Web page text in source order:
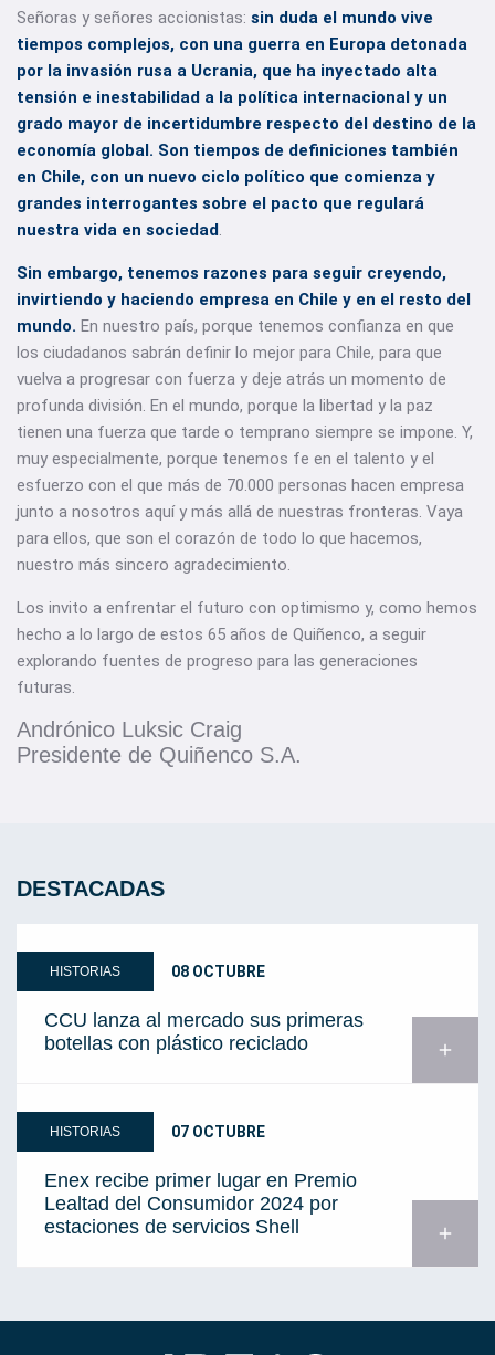
Señoras y señores accionistas: sin duda el mundo vive
tiempos complejos, con una guerra en Europa detonada
por la invasión rusa a Ucrania, que ha inyectado alta
tensión e inestabilidad a la política internacional y un
grado mayor de incertidumbre respecto del destino de la
economía global. Son tiempos de definiciones también
en Chile, con un nuevo ciclo político que comienza y
grandes interrogantes sobre el pacto que regulará
nuestra vida en sociedad.
Sin embargo, tenemos razones para seguir creyendo,
invirtiendo y haciendo empresa en Chile y en el resto del
mundo. En nuestro país, porque tenemos confianza en que
los ciudadanos sabrán definir lo mejor para Chile, para que
vuelva a progresar con fuerza y deje atrás un momento de
profunda división. En el mundo, porque la libertad y la paz
tienen una fuerza que tarde o temprano siempre se impone. Y,
muy especialmente, porque tenemos fe en el talento y el
esfuerzo con el que más de 70.000 personas hacen empresa
junto a nosotros aquí y más allá de nuestras fronteras. Vaya
para ellos, que son el corazón de todo lo que hacemos,
nuestro más sincero agradecimiento.
Los invito a enfrentar el futuro con optimismo y, como hemos
hecho a lo largo de estos 65 años de Quiñenco, a seguir
explorando fuentes de progreso para las generaciones
futuras.
Andrónico Luksic Craig
Presidente de Quiñenco S.A.
DESTACADAS
HISTORIAS 08 OCTUBRE
CCU lanza al mercado sus primeras
botellas con plástico reciclado
add
HISTORIAS 07 OCTUBRE
Enex recibe primer lugar en Premio
Lealtad del Consumidor 2024 por
estaciones de servicios Shell
add